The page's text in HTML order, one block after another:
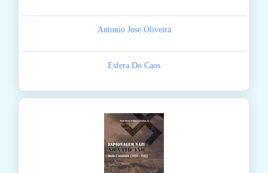
Antonio Jose Oliveira
Esfera Do Caos